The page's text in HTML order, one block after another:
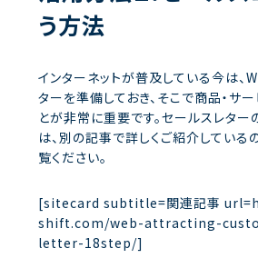
う方法
インターネットが普及している今は、
ターを準備しておき、そこで商品・サ
とが非常に重要です。セールスレター
は、別の記事で詳しくご紹介している
覧ください。
[sitecard subtitle=関連記事
shift.com/web-attracting-
letter-18step/]